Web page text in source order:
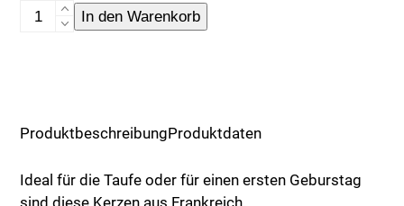
Kerze,
Babyflasche,
In den Warenkorb
ProduktbeschreibungProduktdaten
Ideal für die Taufe oder für einen ersten Geburstag
sind diese Kerzen aus Frankreich.